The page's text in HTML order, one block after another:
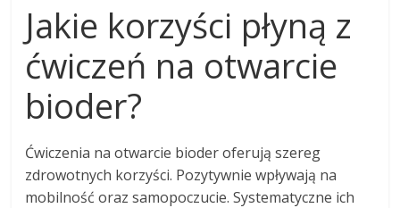
Jakie korzyści płyną z
ćwiczeń na otwarcie
bioder?
Ćwiczenia na otwarcie bioder oferują szereg
zdrowotnych korzyści. Pozytywnie wpływają na
mobilność oraz samopoczucie. Systematyczne ich